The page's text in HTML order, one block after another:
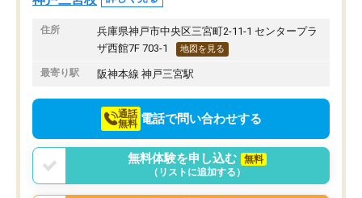
4.サポート体制
進路相談やメンタルサポートも充実し
ており、受験生のニーズに対応してく
れた。
導が行われるため、自分に合ったペー
スで学習したい方はオススメです。
住所
兵庫県神戸市中央区三宮町2-11-1 センタープラ
ザ西館7F 703-1
地図を見る
最寄り駅 阪神本線 神戸三宮駅
通話
無料 電話で問い合わせする
無料体験を申し込む
無料
（リストに追加する）